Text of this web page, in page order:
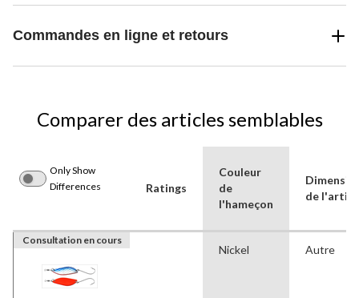
Commandes en ligne et retours
Comparer des articles semblables
Only Show
Differences
Ratings
Couleur
de
l'hameçon
de
Consultation en cours
Nickel Autre